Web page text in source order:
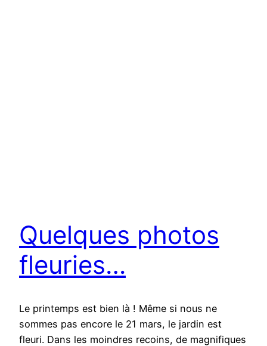
Quelques photos
fleuries…
Le printemps est bien là ! Même si nous ne
sommes pas encore le 21 mars, le jardin est
fleuri. Dans les moindres recoins, de magnifiques